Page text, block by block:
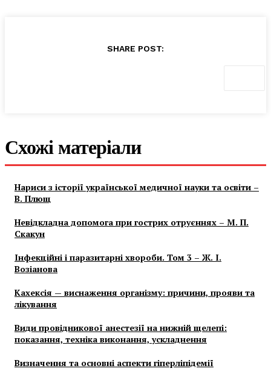
SHARE POST:
Схожі матеріали
Нариси з історії української медичної науки та освіти –
В. Плющ
Невідкладна допомога при гострих отруєннях – М. П.
Скакун
Інфекційні і паразитарні хвороби. Том 3 – Ж. І.
Возіанова
Кахексія — виснаження організму: причини, прояви та
лікування
Види провідникової анестезії на нижній щелепі:
показання, техніка виконання, ускладнення
Визначення та основні аспекти гіперліпідемії